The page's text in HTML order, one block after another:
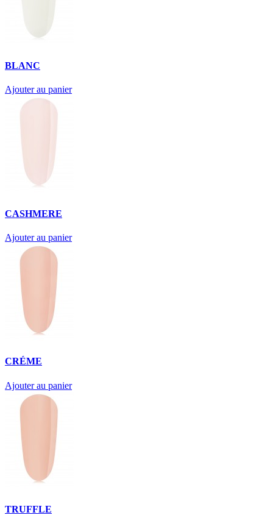
BLANC
Ajouter au panier
CASHMERE
Ajouter au panier
CRÉME
Ajouter au panier
TRUFFLE